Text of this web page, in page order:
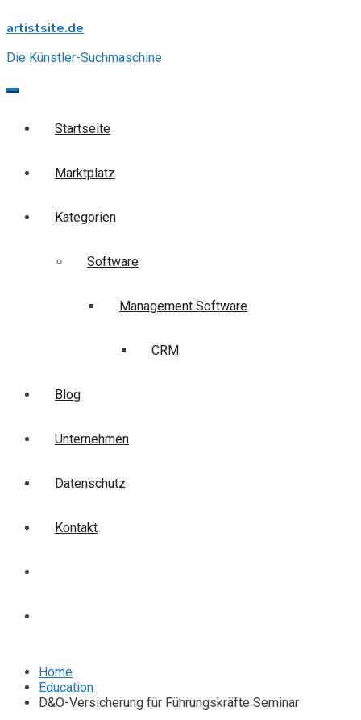
to
artistsite.de
Die Künstler-Suchmaschine
Startseite
Marktplatz
Kategorien
Software
Management Software
CRM
Blog
Unternehmen
Datenschutz
Kontakt
Home
Education
D&O-Versicherung für Führungskräfte Seminar